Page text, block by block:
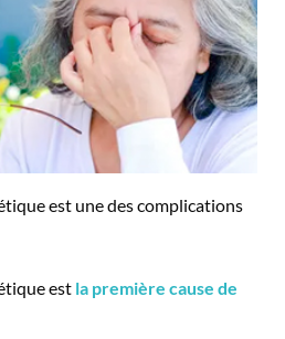
est une des complications
est la première cause de